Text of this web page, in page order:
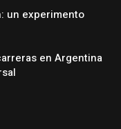
un experimento
en Argentina